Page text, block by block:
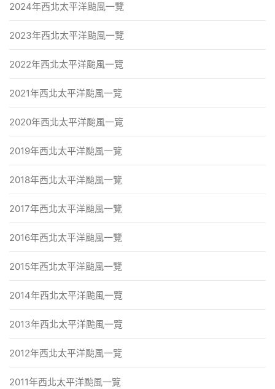
2024年西北太平洋颱風一覽
2023年西北太平洋颱風一覽
2022年西北太平洋颱風一覽
2021年西北太平洋颱風一覽
2020年西北太平洋颱風一覽
2019年西北太平洋颱風一覽
2018年西北太平洋颱風一覽
2017年西北太平洋颱風一覽
2016年西北太平洋颱風一覽
2015年西北太平洋颱風一覽
2014年西北太平洋颱風一覽
2013年西北太平洋颱風一覽
2012年西北太平洋颱風一覽
2011年西北太平洋颱風一覽